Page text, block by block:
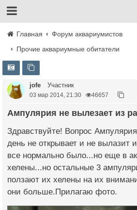
Главная
Форум аквариумистов
Прочие аквариумные обитатели
jofe Участник
03 мар 2014, 21:30 46657
Ампулярия не вылезает из
Здравствуйте! Вопрос
день не открывает и не вылазит
все нормально было...но еще в
хелены...но остальные 3
ползают их хелены на их
они больше.Прилагаю фото.